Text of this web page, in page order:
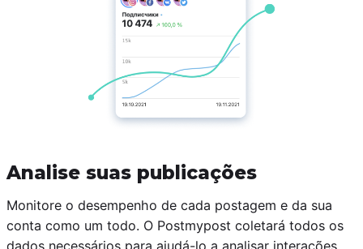
Analise suas publicações
Monitore o desempenho de cada postagem e da sua
conta como um todo. O Postmypost coletará todos os